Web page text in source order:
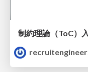
制約理論（ToC）